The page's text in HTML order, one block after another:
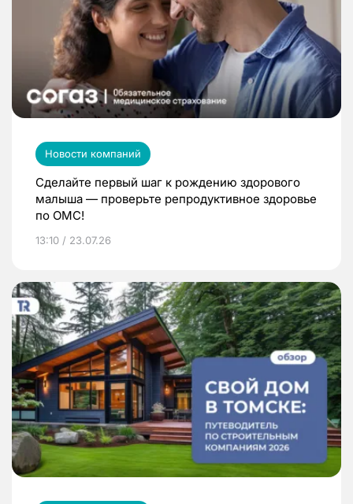
Новости компаний
Сделайте первый шаг к рождению здорового
малыша — проверьте репродуктивное здоровье
по ОМС!
13:10 / 23.07.26